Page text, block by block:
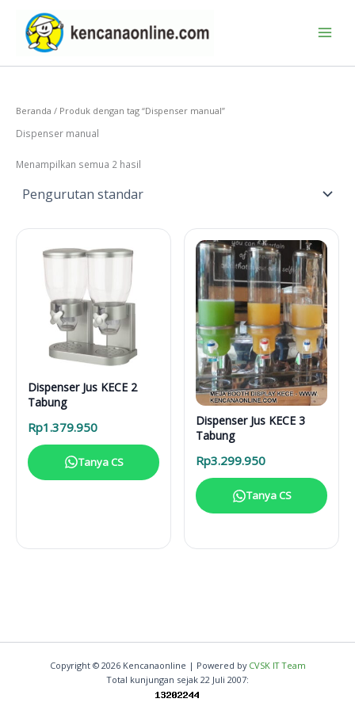
konten
Beranda / Produk dengan tag “Dispenser manual”
Dispenser manual
Menampilkan semua 2 hasil
Dispenser Jus KECE 2
Tabung
Rp1.379.950
Tanya CS
Dispenser Jus KECE 3
Tabung
Rp3.299.950
Tanya CS
Copyright © 2026 Kencanaonline | Powered by CVSK IT Team
Total kunjungan sejak 22 Juli 2007: